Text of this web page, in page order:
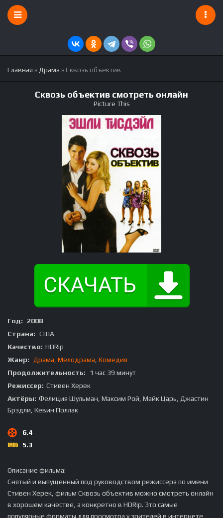
Главная » Драма » Сквозь объектив
Сквозь объектив смотреть онлайн
Picture This
Год:
2008
Страна: США
Качество: HDRip
Жанр: Драма, Мелодрама, Комедия
Продолжительность:
1 час 39 минут
Режиссер: Стивен Херек
Актёры: Фелиция Шульман, Максим Рой, Майк Царь, Джастин
Брэдли, Кевин Поллак
6.4
5.3
Описание фильма:
Снятый и выпущенный под руководством режиссера по имени
Стивен Херек, фильм Сквозь объектив можно смотреть онлайн
в хорошем качестве, а конкретно в HDRip. Это самые
популярные форматы для просмотра у зрителей в интернете,